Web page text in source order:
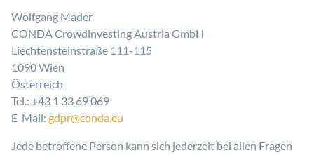
Wolfgang Mader
CONDA Crowdinvesting Austria GmbH
Liechtensteinstraße 111-115
1090 Wien
Österreich
Tel.: +43 1 33 69 069
E-Mail: gdpr@conda.eu
Jede betroffene Person kann sich jederzeit bei allen Fragen